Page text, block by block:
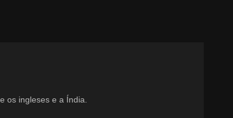
os ingleses e a Índia.